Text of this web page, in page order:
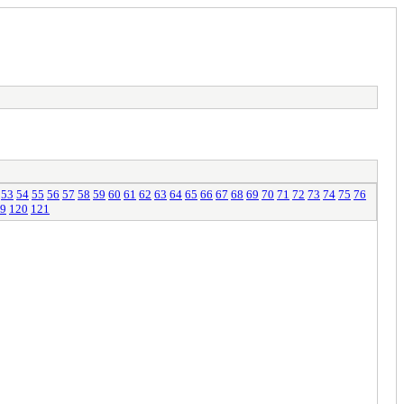
53 54 55 56 57 58 59 60 61 62 63 64 65 66 67 68 69 70 71 72 73 74 75 76
120 121